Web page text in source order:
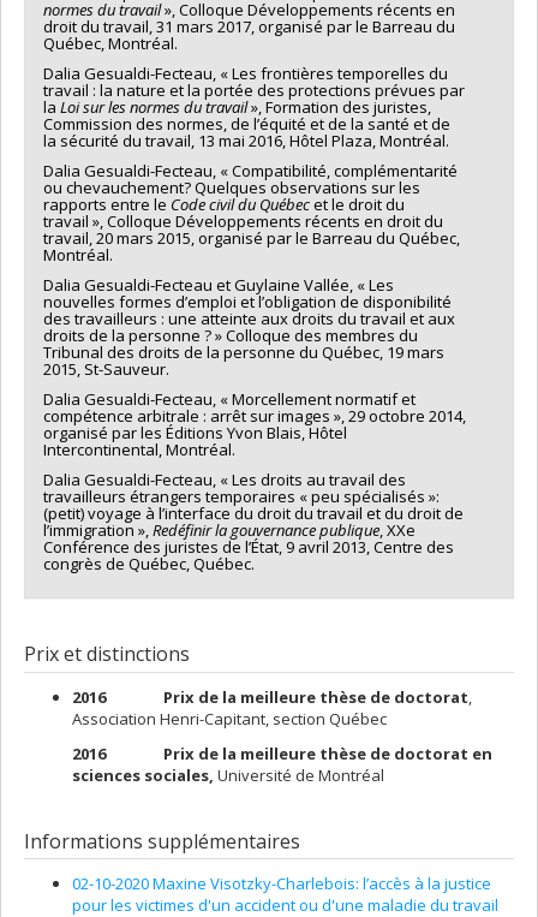
normes du travail», Colloque Développements récents en
droit du travail, 31 mars 2017, organisé par le Barreau du
Québec, Montréal.
Dalia Gesualdi-Fecteau, « Les frontières temporelles du
travail : la nature et la portée des protections prévues par
la Loi sur les normes du travail», Formation des juristes,
Commission des normes, de l’équité et de la santé et de
la sécurité du travail, 13 mai 2016, Hôtel Plaza, Montréal.
Dalia Gesualdi-Fecteau, « Compatibilité, complémentarité
ou chevauchement? Quelques observations sur les
rapports entre le Code civil du Québecet le droit du
travail », Colloque Développements récents en droit du
travail, 20 mars 2015, organisé par le Barreau du Québec,
Montréal.
Dalia Gesualdi-Fecteau et Guylaine Vallée, « Les
nouvelles formes d’emploi et l’obligation de disponibilité
des travailleurs : une atteinte aux droits du travail et aux
droits de la personne ? » Colloque des membres du
Tribunal des droits de la personne du Québec, 19 mars
2015, St-Sauveur.
Dalia Gesualdi-Fecteau, « Morcellement normatif et
compétence arbitrale : arrêt sur images », 29 octobre 2014,
organisé par les Éditions Yvon Blais, Hôtel
Intercontinental, Montréal.
Dalia Gesualdi-Fecteau, « Les droits au travail des
travailleurs étrangers temporaires « peu spécialisés »:
(petit) voyage à l’interface du droit du travail et du droit de
l’immigration »,Redéfinir la gouvernance publique, XXe
Conférence des juristes de l’État, 9 avril 2013, Centre des
congrès de Québec, Québec.
Prix et distinctions
2016 Prix de la meilleure thèse de doctorat
Association Henri-Capitant, section Québec
2016 Prix de la meilleure thèse de doctorat en
sciences sociales, Université de Montréal
Informations supplémentaires
02-10-2020 Maxine Visotzky-Charlebois: l’accès à la justice
pour les victimes d'un accident ou d'une maladie du travail